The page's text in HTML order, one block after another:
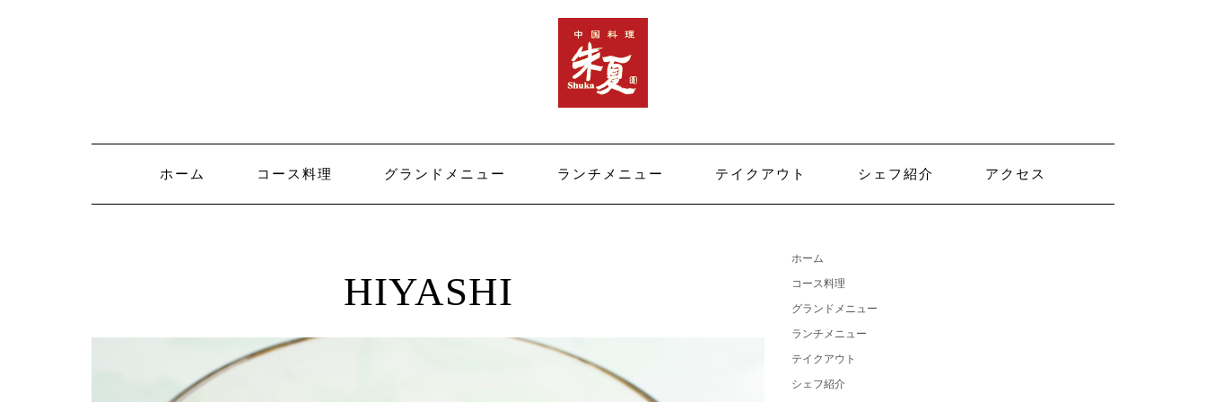
ホーム コース料理 グランドメニュー ランチメニュー テイクアウト シェフ紹介 アクセス
HIYASHI
ホーム
コース料理
グランドメニュー
ランチメニュー
テイクアウト
シェフ紹介